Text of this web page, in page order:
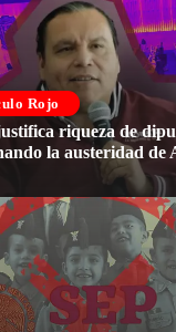
Rojo
riqueza de
la austeridad de